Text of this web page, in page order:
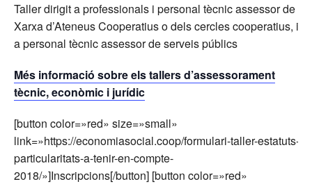
Taller dirigit a professionals i personal tècnic assessor de la
Xarxa d’Ateneus Cooperatius o dels cercles cooperatius, i
a personal tècnic assessor de serveis públics
Més informació sobre els tallers d’assessorament
tècnic, econòmic i jurídic
[button color=»red» size=»small»
link=»https://economiasocial.coop/formulari-taller-estatuts-
particularitats-a-tenir-en-compte-
2018/»]Inscripcions[/button] [button color=»red»